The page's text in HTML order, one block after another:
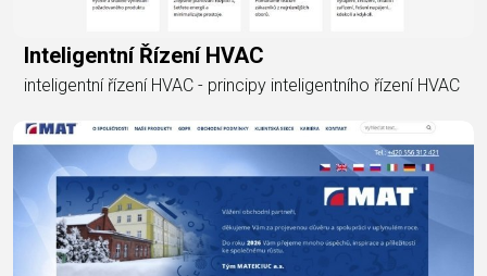
Inteligentní Řízení HVAC
inteligentní řízení HVAC - principy inteligentního řízení HVAC